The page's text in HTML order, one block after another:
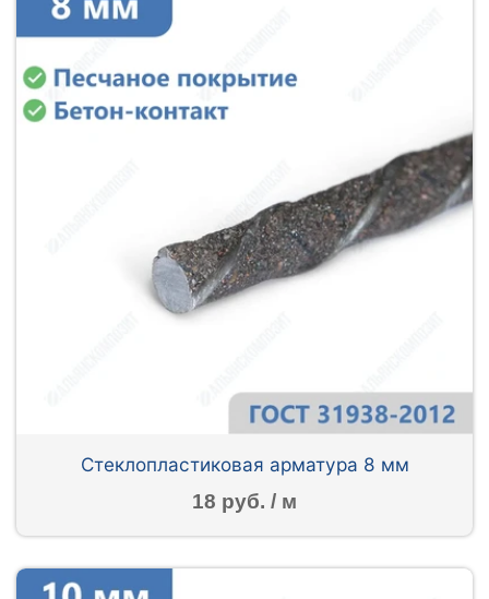
Стеклопластиковая арматура 8 мм
18 руб. / м